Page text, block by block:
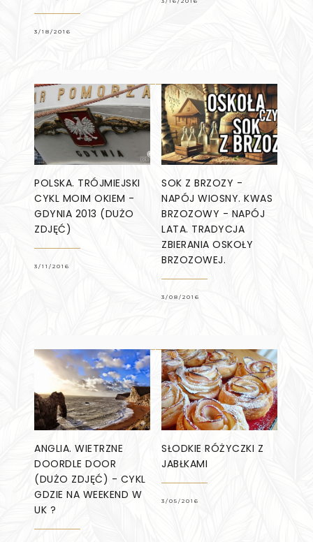
3/18/2016
POLSKA. TRÓJMIEJSKI
CYKL MOIM OKIEM -
GDYNIA 2013 (DUŻO
ZDJĘĆ)
3/11/2016
SOK Z BRZOZY -
NAPÓJ WIOSNY. KWAS
BRZOZOWY - NAPÓJ
LATA. TRADYCJA
ZBIERANIA OSKOŁY
BRZOZOWEJ.
3/08/2016
ANGLIA. WIETRZNE
DOORDLE DOOR
(DUŻO ZDJĘĆ) - CYKL
GDZIE NA WEEKEND W
UK ?
SŁODKIE RÓŻYCZKI Z
JABŁKAMI
3/05/2016